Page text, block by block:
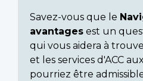
Savez-vous que le
avantages est un
qui vous aidera à
et les services d'ACC
pourriez être